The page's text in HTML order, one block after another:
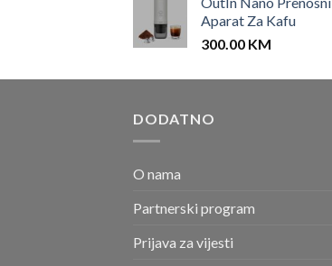
Aparat Za Kafu
300.00 KM
DODATNO
O nama
Partnerski program
Prijava za vijesti